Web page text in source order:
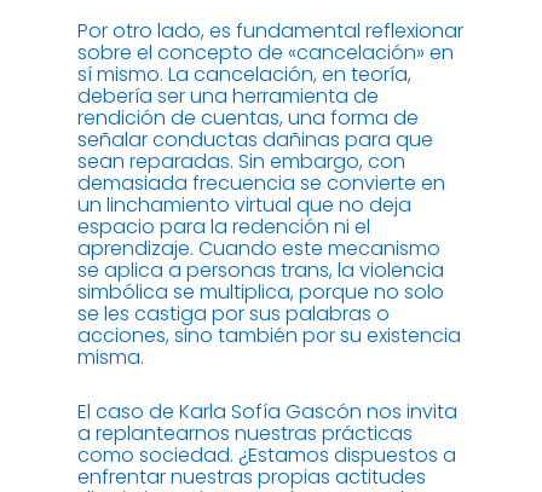
Por otro lado, es fundamental reflexionar
sobre el concepto de «cancelación» en
sí mismo. La cancelación, en teoría,
debería ser una herramienta de
rendición de cuentas, una forma de
señalar conductas dañinas para que
sean reparadas. Sin embargo, con
demasiada frecuencia se convierte en
un linchamiento virtual que no deja
espacio para la redención ni el
aprendizaje. Cuando este mecanismo
se aplica a personas trans, la violencia
simbólica se multiplica, porque no solo
se les castiga por sus palabras o
acciones, sino también por su existencia
misma.
El caso de Karla Sofía Gascón nos invita
a replantearnos nuestras prácticas
como sociedad. ¿Estamos dispuestos a
enfrentar nuestras propias actitudes